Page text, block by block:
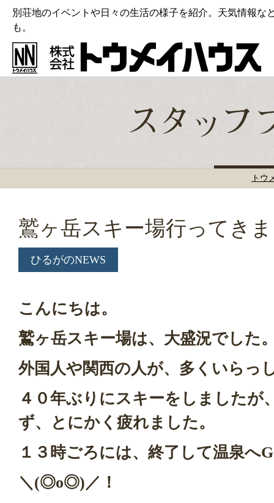
別荘地のイベントや日々の生活の様子を紹介。天気情報な
も。
トウ
鷲ヶ岳スキー場行ってき
ひるがのNEWS
こんにちは。
鷲ヶ岳スキー場は、大盛況でした
外国人や関西の人が、多くいらっ
４０年ぶりにスキーをしましたが
ず、とにかく疲れました。
１３時ごろには、終了して温泉へ
＼(◎o◎)／！